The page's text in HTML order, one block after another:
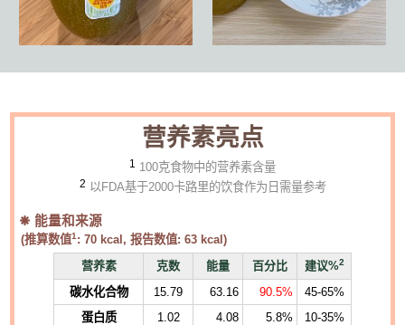
营养素亮点
1 100克食物中的营养素含量
2 以FDA基于2000卡路里的饮食作为日需量参考
能量和来源
(推算数值1 :70 kcal, 报告数值:63 kcal)
营养素
克数 能量 百分比 建议%2
碳水化合物 15.79 63.16 90.5%
45-65%
蛋白质
1.02 4.08 5.8%
10-35%